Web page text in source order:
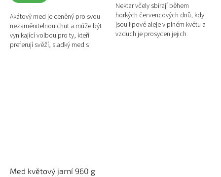
Akátový med je ceněný pro svou
nezaměnitelnou chut a může být
vynikající volbou pro ty, kteří
preferují svěží, sladký med s
Nektar včely sbírají během
horkých červencových dnů, kdy
jsou lipové aleje v plném květu a
vzduch je prosycen jejich
Med květový jarní 960 g